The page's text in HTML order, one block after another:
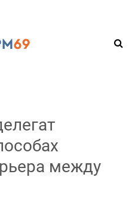
между